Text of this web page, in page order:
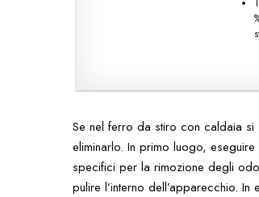
Se nel ferro da stiro con caldaia si
eliminarlo. In primo luogo,
specifici per la rimozione degli
pulire l’interno dell’apparecchio.